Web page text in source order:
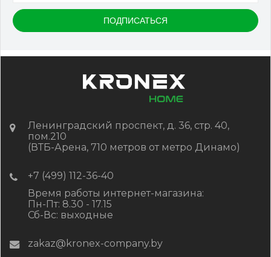
Ленинградский проспект, д. 36, стр. 40,
пом.210
(ВТБ-Арена, 710 метров от метро Динамо)
+7 (499) 112-36-40
Время работы интернет-магазина:
Пн-Пт: 8.30 - 17.15
Сб-Вс: выходные
zakaz@kronex-company.by